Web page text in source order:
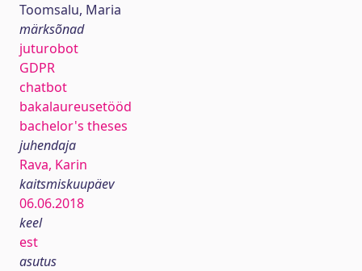
Toomsalu, Maria
märksõnad
juturobot
GDPR
chatbot
bakalaureusetööd
bachelor's theses
juhendaja
Rava, Karin
kaitsmiskuupäev
06.06.2018
keel
est
asutus